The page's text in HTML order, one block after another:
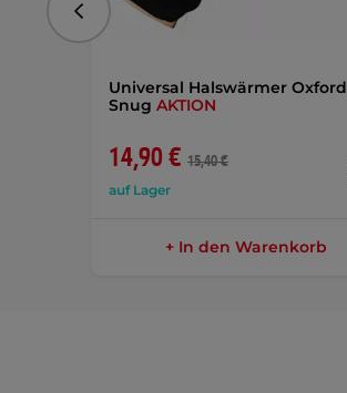
Universal Halswärmer Oxford
Snug AKTION
14,90 € 15,40 €
auf Lager
+ In den Warenkorb
vorhergehend